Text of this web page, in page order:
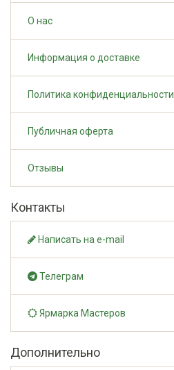
О нас
Информация о доставке
Политика конфиденциальности
Публичная оферта
Отзывы
Контакты
Написать на e-mail
Телеграм
Ярмарка Мастеров
Дополнительно